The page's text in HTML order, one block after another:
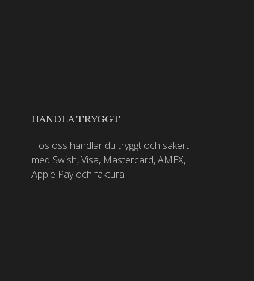
HANDLA TRYGGT
Hos oss handlar du tryggt och säkert
med Swish, Visa, Mastercard, AMEX,
Apple Pay och faktura